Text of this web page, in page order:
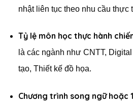
nhật liên tục theo nhu cầu thực
Tỷ lệ môn học thực hành
là các ngành như CNTT,
tạo, Thiết kế đồ họa.
Chương trình song ngữ hoặc